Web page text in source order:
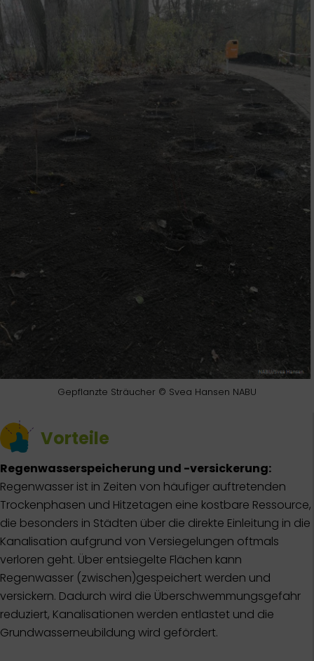
Vorteile
Regenwasserspeicherung und -versickerung:
Regenwasser ist in Zeiten von häufiger auftretenden
Trockenphasen und Hitzetagen eine kostbare Ressource,
die besonders in Städten über die direkte Einleitung in die
Kanalisation aufgrund von Versiegelungen oftmals
verloren geht. Über entsiegelte Flächen kann
Regenwasser (zwischen)gespeichert werden und
versickern. Dadurch wird die Überschwemmungsgefahr
reduziert, Kanalisationen werden entlastet und die
Grundwasserneubildung wird gefördert.
Gepflanzte Sträucher © Svea Hansen NABU